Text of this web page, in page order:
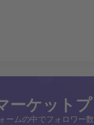
ケットプ
ムの中でフォロワー